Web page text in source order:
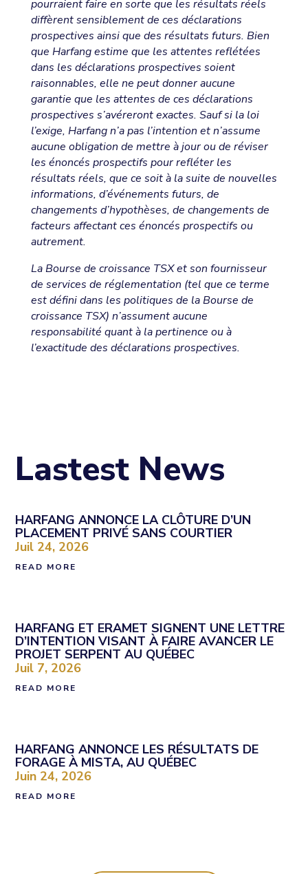
pourraient faire en sorte que les résultats réels
diffèrent sensiblement de ces déclarations
prospectives ainsi que des résultats futurs. Bien
que Harfang estime que les attentes reflétées
dans les déclarations prospectives soient
raisonnables, elle ne peut donner aucune
garantie que les attentes de ces déclarations
prospectives s’avéreront exactes. Sauf si la loi
l’exige, Harfang n’a pas l’intention et n’assume
aucune obligation de mettre à jour ou de réviser
les énoncés prospectifs pour refléter les
résultats réels, que ce soit à la suite de nouvelles
informations, d’événements futurs, de
changements d’hypothèses, de changements de
facteurs affectant ces énoncés prospectifs ou
autrement.
La Bourse de croissance TSX et son fournisseur
de services de réglementation (tel que ce terme
est défini dans les politiques de la Bourse de
croissance TSX) n’assument aucune
responsabilité quant à la pertinence ou à
l’exactitude des déclarations prospectives.
Lastest News
HARFANG ANNONCE LA CLÔTURE D’UN
PLACEMENT PRIVÉ SANS COURTIER
Juil 24, 2026
READ MORE
HARFANG ET ERAMET SIGNENT UNE LETTRE
D’INTENTION VISANT À FAIRE AVANCER LE
PROJET SERPENT AU QUÉBEC
Juil 7, 2026
READ MORE
HARFANG ANNONCE LES RÉSULTATS DE
FORAGE À MISTA, AU QUÉBEC
Juin 24, 2026
READ MORE